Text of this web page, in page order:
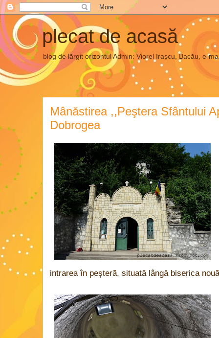
plecat de acasă
blog de lărgit orizontul Admin: Viorel Irașcu, Bacău, e-
Mânăstirea ,,Peştera Sfântului
Dobrogea
intrarea în peșteră, situată lângă biserica nouă